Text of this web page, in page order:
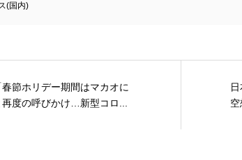
(国内)
節ホリデー期間はマカオに
度の呼びかけ…新型コロ...